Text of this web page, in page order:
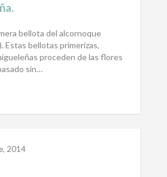
bellota del alcornoque
Estas bellotas primerizas,
proceden de las flores
sin…
2014